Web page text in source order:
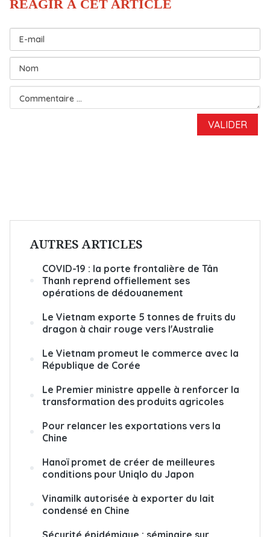
AUTRES ARTICLES
COVID-19 : la porte frontalière de Tân
Thanh reprend offiellement ses
opérations de dédouanement
Le Vietnam exporte 5 tonnes de fruits du
dragon à chair rouge vers l'Australie
Le Vietnam promeut le commerce avec la
République de Corée
Le Premier ministre appelle à renforcer la
transformation des produits agricoles
Pour relancer les exportations vers la
Chine
Hanoï promet de créer de meilleures
conditions pour Uniqlo du Japon
Vinamilk autorisée à exporter du lait
condensé en Chine
Sécurité épidémique : séminaire sur